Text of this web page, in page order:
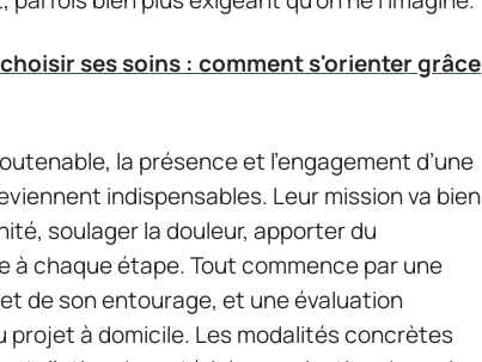
ses soins : comment s'orienter grâce
la présence et l’engagement d’une
indispensables. Leur mission va bien
soulager la douleur, apporter du
chaque étape. Tout commence par une
de son entourage, et une évaluation
projet à domicile. Les modalités concrètes